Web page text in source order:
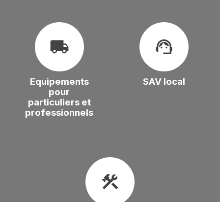
local_shipping
Equipements
pour
particuliers et
professionnels
support_agent
SAV local
construction